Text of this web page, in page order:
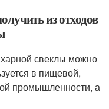
из отходов
свеклы можно
в пищевой,
промышленности, а